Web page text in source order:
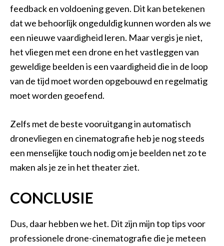
feedback en voldoening geven. Dit kan betekenen
dat we behoorlijk ongeduldig kunnen worden als we
een nieuwe vaardigheid leren. Maar vergis je niet,
het vliegen met een drone en het vastleggen van
geweldige beelden is een vaardigheid die in de loop
van de tijd moet worden opgebouwd en regelmatig
moet worden geoefend.
Zelfs met de beste vooruitgang in automatisch
dronevliegen en cinematografie heb je nog steeds
een menselijke touch nodig om je beelden net zo te
maken als je ze in het theater ziet.
CONCLUSIE
Dus, daar hebben we het. Dit zijn mijn top tips voor
professionele drone-cinematografie die je meteen